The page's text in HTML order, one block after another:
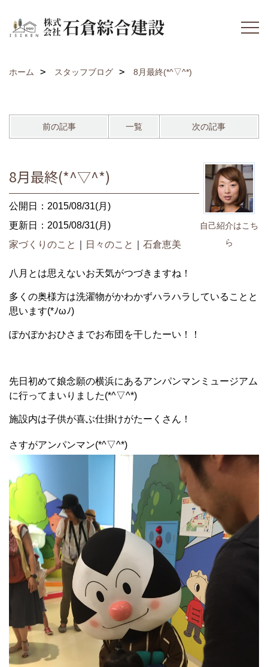
ホーム スタッフブログ 8月最終(*^▽^*)
前の記事 一覧 次の記事
自己紹介はこち
ら
8月最終(*^▽^*)
公開日：2015/08/31(月)
更新日：2015/08/31(月)
家づくりのこと
日々のこと 石倉恵美
八月とは思えないお天気がつづきますね！
多くの奥様方は洗濯物がかわかずハラハラしていることと
思います(*ﾉωﾉ)
ぽかぽかおひさまでお布団を干したーい！！
先日初めて娘念願の横浜にあるアンパンマンミュージアム
に行ってまいりました(*^▽^*)
施設内は子供が喜ぶ仕掛けがたーくさん！
さすがアンパンマン(*^▽^*)